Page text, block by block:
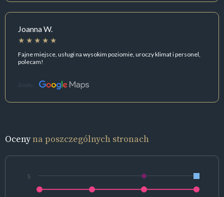
Joanna W.
Fajne miejsce, usługi na wysokim poziomie, uroczy klimat i personel,
polecam!
Źródło:
Ocenyna poszczególnych stronach
5